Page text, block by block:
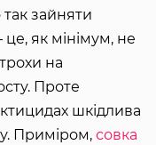
зайняти
як мінімум, не
на
Проте
шкідлива
Приміром, совка